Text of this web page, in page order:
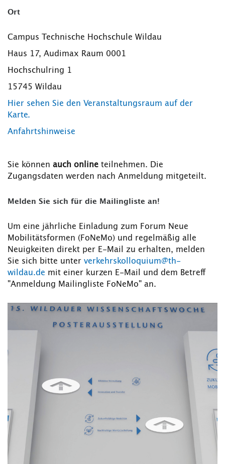
Ort
Campus Technische Hochschule Wildau
Haus 17, Audimax Raum 0001
Hochschulring 1
15745 Wildau
Hier sehen Sie den Veranstaltungsraum auf der
Karte.
Anfahrtshinweise
Sie können auch online teilnehmen. Die
Zugangsdaten werden nach Anmeldung mitgeteilt.
Melden Sie sich für die Mailingliste an!
Um eine jährliche Einladung zum Forum Neue
Mobilitätsformen (FoNeMo) und regelmäßig alle
Neuigkeiten direkt per E-Mail zu erhalten, melden
Sie sich bitte unter verkehrskolloquium@th-
wildau.de mit einer kurzen E-Mail und dem Betreff
"Anmeldung Mailingliste FoNeMo" an.